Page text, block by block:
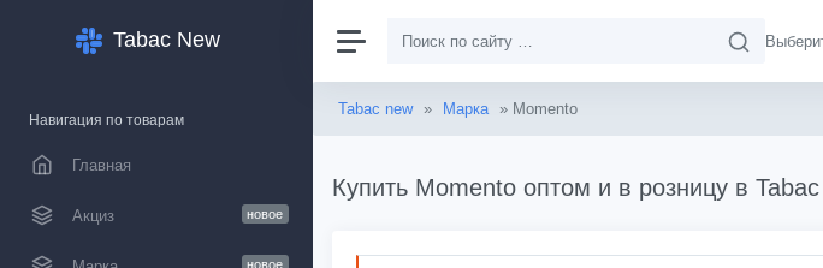
Tabac New
Навигация по товарам
Главная
Акциз новое
новое
Tabac new » Марка » Momento
Купить Momento оптом и в розницу в